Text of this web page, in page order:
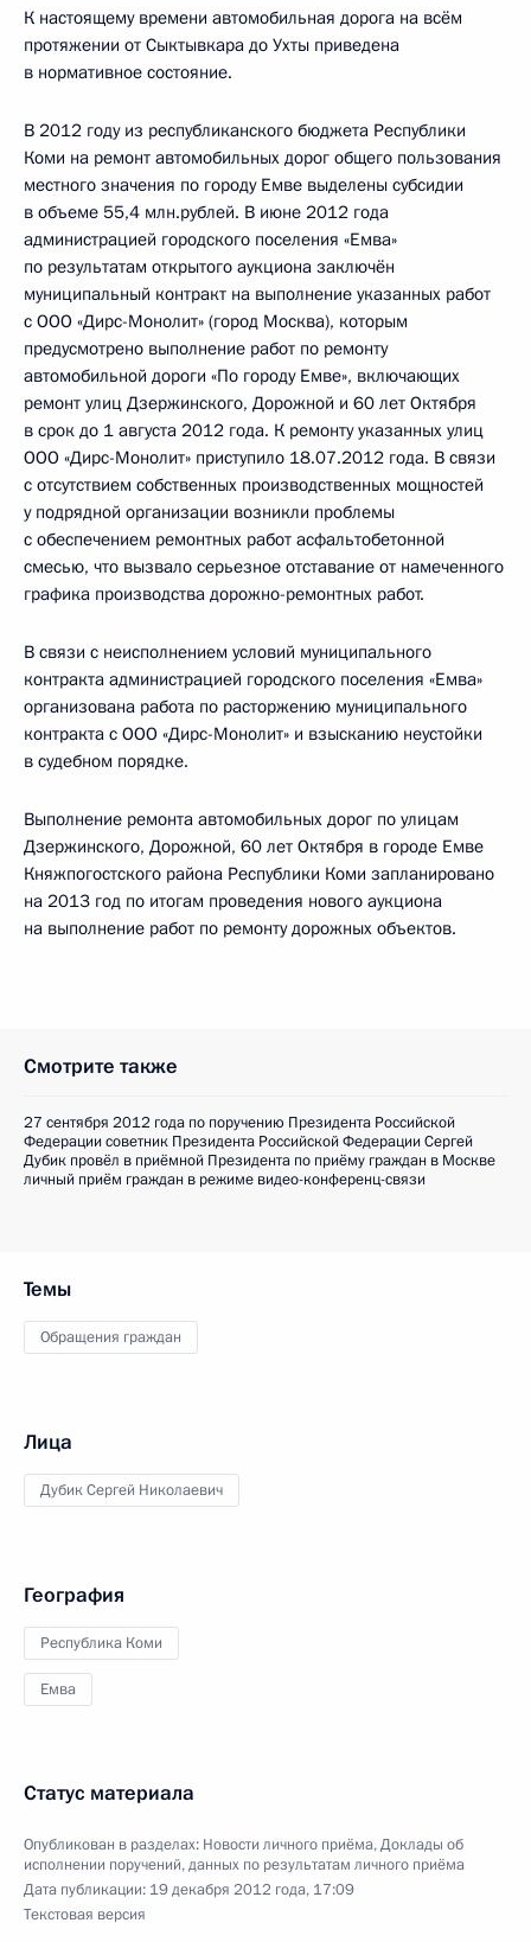
К настоящему времени автомобильная дорога на всём
протяжении от Сыктывкара до Ухты приведена
в нормативное состояние.
В 2012 году из республиканского бюджета Республики
Коми на ремонт автомобильных дорог общего пользования
местного значения по городу Емве выделены субсидии
в объеме 55,4 млн.рублей. В июне 2012 года
администрацией городского поселения «Емва»
по результатам открытого аукциона заключён
муниципальный контракт на выполнение указанных работ
с ООО «Дирс-Монолит» (город Москва), которым
предусмотрено выполнение работ по ремонту
автомобильной дороги «По городу Емве», включающих
ремонт улиц Дзержинского, Дорожной и 60 лет Октября
в срок до 1 августа 2012 года. К ремонту указанных улиц
ООО «Дирс-Монолит» приступило 18.07.2012 года. В связи
с отсутствием собственных производственных мощностей
у подрядной организации возникли проблемы
с обеспечением ремонтных работ асфальтобетонной
смесью, что вызвало серьезное отставание от намеченного
графика производства дорожно-ремонтных работ.
В связи с неисполнением условий муниципального
контракта администрацией городского поселения «Емва»
организована работа по расторжению муниципального
контракта с ООО «Дирс-Монолит» и взысканию неустойки
в судебном порядке.
Выполнение ремонта автомобильных дорог по улицам
Дзержинского, Дорожной, 60 лет Октября в городе Емве
Княжпогостского района Республики Коми запланировано
на 2013 год по итогам проведения нового аукциона
на выполнение работ по ремонту дорожных объектов.
Смотрите также
27 сентября 2012 года по поручению Президента Российской
Федерации советник Президента Российской Федерации Сергей
Дубик провёл в приёмной Президента по приёму граждан в Москве
личный приём граждан в режиме видео-конференц-связи
Темы
Обращения граждан
Лица
Дубик Сергей Николаевич
География
Республика Коми
Емва
Статус материала
Опубликован в разделах: Новости личного приёма,Доклады об
исполнении поручений, данных по результатам личного приёма
Дата публикации: 19 декабря 2012 года, 17:09
Текстовая версия